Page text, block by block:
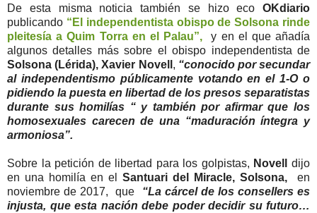
De esta misma noticia también se hizo eco OKdiario
publicando “El independentista obispo de Solsona rinde
pleitesía a Quim Torra en el Palau”, y en el que añadía
algunos detalles más sobre el obispo independentista de
Solsona (Lérida), Xavier Novell , “conocido por secundar
al independentismo públicamente votando en el 1-O o
pidiendo la puesta en libertad de los presos separatistas
durante sus homilías “ y también por afirmar que los
homosexuales carecen de una “maduración íntegra y
armoniosa”.
Sobre la petición de libertad para los golpistas, Novell
dijo
en una homilía en el Santuari del Miracle, Solsona, en
noviembre de 2017, que “La cárcel de los consellers es
injusta, que esta nación debe poder decidir su futuro…